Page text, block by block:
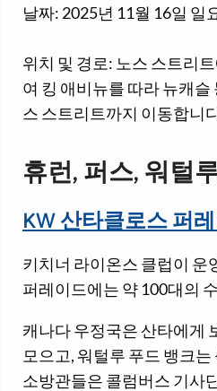
날짜: 2025년 11월 16일 일
위치 및 경로: 노스 스트리
여 킹 애비뉴를 따라 뉴캐
스 스트리트까지 이동합니
휴런, 퍼스, 워털
KW 산타클로스 퍼
키치너 라이온스 클럽이 운
퍼레이드에는 약 100대의
캐나다 우정국은 산타에게
모으고, 워털루 푸드 뱅크
소방관들은 콜럼버스 기사